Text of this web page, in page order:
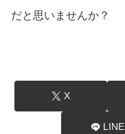
だと思いませんか？
X
LINE